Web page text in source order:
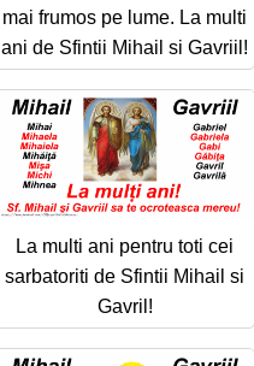
mai frumos pe lume. La multi
ani de Sfintii Mihail si Gavriil!
La multi ani pentru toti cei
sarbatoriti de Sfintii Mihail si
Gavril!